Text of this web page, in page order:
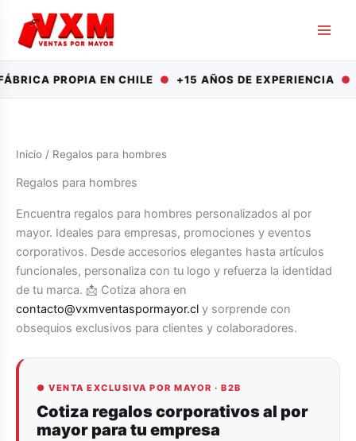
contenido
PROPIA EN CHILE● +15 AÑOS DE EXPERIENCIA●
Inicio / Regalos para hombres
Regalos para hombres
Encuentra regalos para hombres personalizados al por
mayor. Ideales para empresas, promociones y eventos
corporativos. Desde accesorios elegantes hasta artículos
funcionales, personaliza con tu logo y refuerza la identidad
de tu marca. 📩 Cotiza ahora en
contacto@vxmventaspormayor.cl y sorprende con
obsequios exclusivos para clientes y colaboradores.
● VENTA EXCLUSIVA POR MAYOR · B2B
Cotiza regalos corporativos al por
mayor para tu empresa